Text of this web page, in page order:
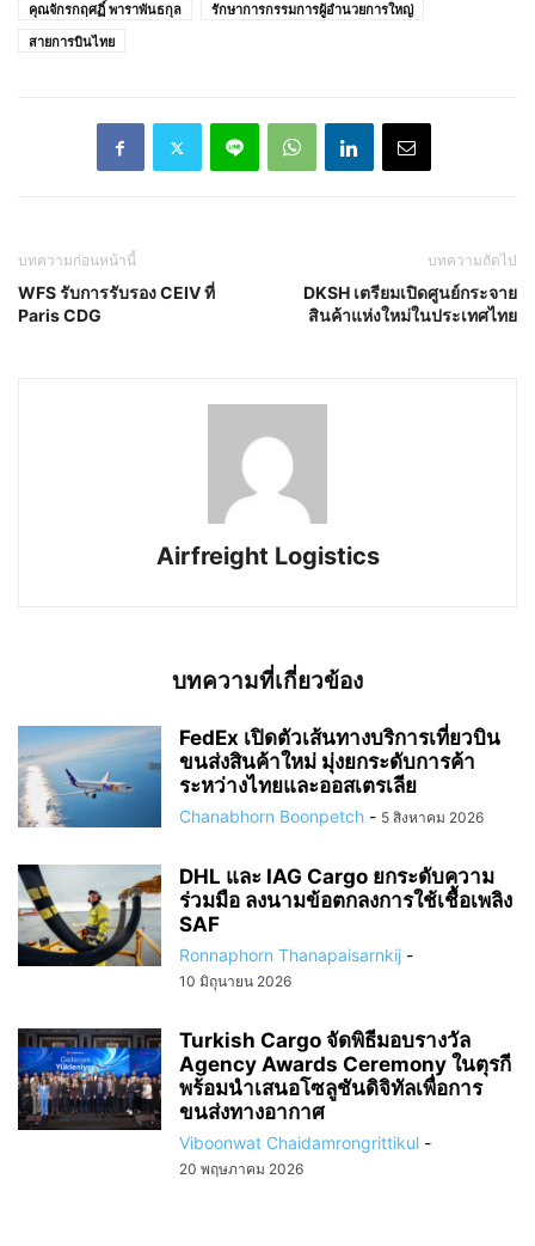
คุณจักรกฤศฏิ์ พาราพันธกุล
รักษาการกรรมการผู้อำนวยการใหญ่
สายการบินไทย
บทความก่อนหน้านี้
WFS รับการรับรอง CEIV ที่
Paris CDG
บทความถัดไป
DKSH เตรียมเปิดศูนย์กระจาย
สินค้าแห่งใหม่ในประเทศไทย
Airfreight Logistics
บทความที่เกี่ยวข้อง
FedEx เปิดตัวเส้นทางบริการเที่ยวบิน
ขนส่งสินค้าใหม่ มุ่งยกระดับการค้า
ระหว่างไทยและออสเตรเลีย
Chanabhorn Boonpetch - 5 สิงหาคม 2026
DHL และ IAG Cargo ยกระดับความ
ร่วมมือ ลงนามข้อตกลงการใช้เชื้อเพลิง
SAF
Ronnaphorn Thanapaisarnkij -
10 มิถุนายน 2026
Turkish Cargo จัดพิธีมอบรางวัล
Agency Awards Ceremony ในตุรกี
พร้อมนำเสนอโซลูชันดิจิทัลเพื่อการ
ขนส่งทางอากาศ
Viboonwat Chaidamrongrittikul -
20 พฤษภาคม 2026